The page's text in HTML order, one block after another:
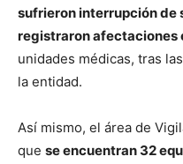
sufrieron interrupción de
registraron afectaciones
unidades médicas, tras
la entidad.
Así mismo, el área de
que se encuentran 32